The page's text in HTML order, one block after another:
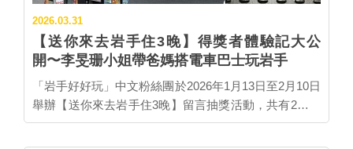
席券需由旅客本人至北海道境內的主要車站自行預約、
申辦。 ★...…
2026.03.31
【送你來去岩手住3晚】得獎者體驗記大公
開〜李旻珊小姐帶爸媽搭電車巴士玩岩手
「岩手好好玩」中文粉絲團於2026年1月13日至2月10日
舉辦【送你來去岩手住3晚】留言抽獎活動，共有2組幸
運粉絲得獎，分別是蘇先生帶女友、與李小姐帶爸媽兩